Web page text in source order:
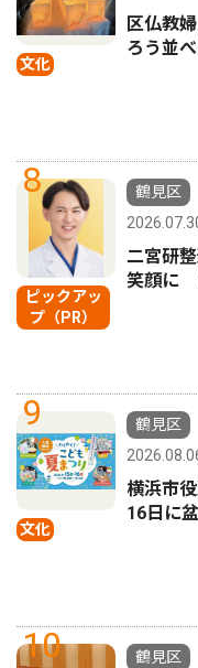
文化
区仏教
ろう並
8
ピックアッ
プ（PR）
鶴見区
二宮研
笑顔に
9
文化
鶴見区
横浜市
16日に
10
鶴見区